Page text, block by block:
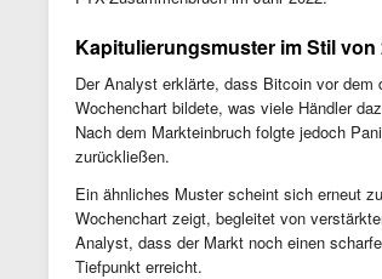
Kapitulierungsmuster im Stil von
Der Analyst erklärte, dass Bitcoin vor dem
Wochenchart bildete, was viele Händler
Nach dem Markteinbruch folgte jedoch
zurückließen.
Ein ähnliches Muster scheint sich erneut
Wochenchart zeigt, begleitet von
Analyst, dass der Markt noch einen
Tiefpunkt erreicht.